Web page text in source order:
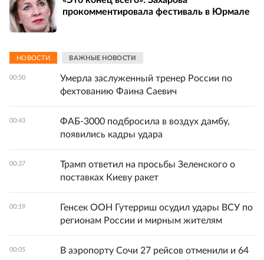
прокомментировала фестиваль в Юрмале
НОВОСТИ ВАЖНЫЕ НОВОСТИ
00:50
Умерла заслуженный тренер России по
фехтованию Фаина Саевич
00:43
ФАБ-3000 подбросила в воздух дамбу,
появились кадры удара
00:37
Трамп ответил на просьбы Зеленского о
поставках Киеву ракет
00:19
Генсек ООН Гутерриш осудил удары ВСУ по
регионам России и мирным жителям
00:05
В аэропорту Сочи 27 рейсов отменили и 64